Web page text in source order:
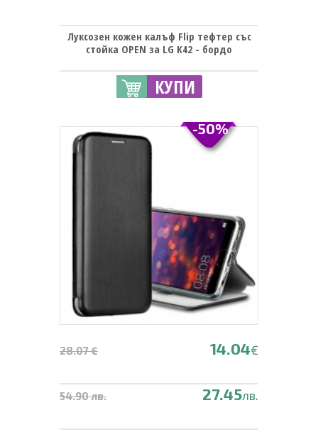
Луксозен кожен калъф Flip тефтер със
стойка OPEN за LG K42 - бордо
КУПИ
28.07 € 14.04€
54.90 лв. 27.45лв.
-50%